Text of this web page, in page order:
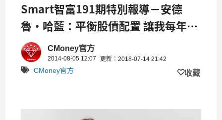
Smart智富191期特別報導－安德
魯‧哈藍：平衡股債配置 讓我每年穩
賺11%！CMoney官方
2014-08-05 12:07 更新：2018-07-14 21:42
CMoney官方 收藏